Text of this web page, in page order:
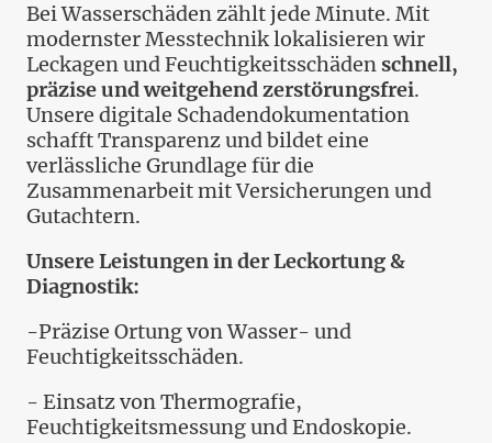
Bei Wasserschäden zählt jede Minute. Mit
modernster Messtechnik lokalisieren wir
Leckagen und Feuchtigkeitsschäden schnell,
präzise und weitgehend zerstörungsfrei.
Unsere digitale Schadendokumentation
schafft Transparenz und bildet eine
verlässliche Grundlage für die
Zusammenarbeit mit Versicherungen und
Gutachtern.
Unsere Leistungen in der Leckortung &
Diagnostik:
-Präzise Ortung von Wasser- und
Feuchtigkeitsschäden.
- Einsatz von Thermografie,
Feuchtigkeitsmessung und Endoskopie.